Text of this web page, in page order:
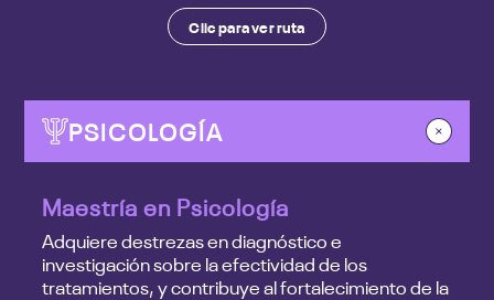
Clic para ver ruta
PSICOLOGÍA
Maestría en Psicología
Adquiere destrezas en diagnóstico e
investigación sobre la efectividad de los
tratamientos, y contribuye al fortalecimiento de la